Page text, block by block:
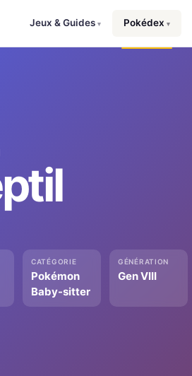
Jeux & Guides ▾ Pokédex ▾
CATÉGORIE
Pokémon
Baby-sitter
GÉNÉRATION
Gen VIII